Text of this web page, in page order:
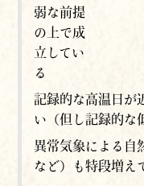
弱な前提
の上で成
立してい
る
記録的な高温日が
い（但し記録的な
異常気象による自
など）も特段増え